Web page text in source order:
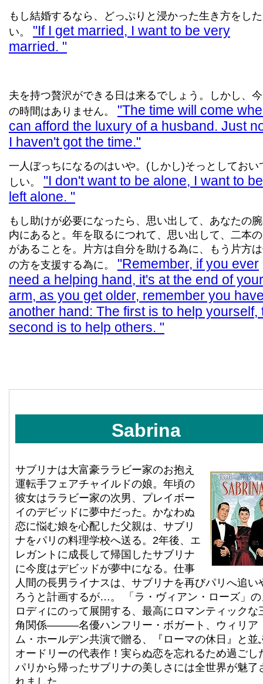
もし結婚するなら、どっぷりと浸かった生き方をした
い。
If I get married, I want to be very
married.
夫を持つ贅沢ができる日は来るでしょう。しかし、
の時間はありません。
The time will come
can afford the luxury of a husband. Just
I haven't got the time.
一人ぼっちになるのはいや。(しかし)そっとしておい
しい。
I don't want to be alone, I want to be
left alone.
もし助けが必要になったら、思い出して、あなたの
内にあると。年を取るにつれて、思い出して、二本
があることを。片方は自分を助ける為に、もう片方
の方を支援する為に。
Remember, if you ever
need a helping hand, it's at the end of your
arm, as you get older, remember you
another hand: The first is to help yourself,
second is to help others.
Sabrina
サブリナは大富豪ララビー家のお抱え
運転手フェアチャイルドの娘。年頃の
彼女はララビー家の次男、プレイボー
イのデビッドに夢中だった。かなわぬ
恋に悩む娘を心配した父親は、サブリ
ナをパリの料理学校へ送る。2年後、エ
レガントに成長して帰国したサブリナ
に今度はデビッドが夢中になる。仕事
人間の長男ライナスは、サブリナを再びパリへ追い
ろうと計画するが…。 「ラ・ヴィアン・ローズ」
ロディにのって展開する、最高にロマンティックな
角関係―――名優ハンフリー・ボガート、ウィリア
ム・ホールデン共演で贈る、『ローマの休日』と並
オードリーの代表作！実らぬ恋を忘れるため過ごし
パリから帰ったサブリナの美しさには全世界が魅了
れました。